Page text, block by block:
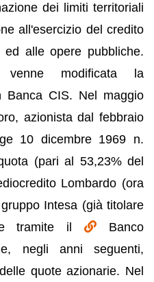
dei limiti territoriali
all'esercizio del credito
alle opere pubbliche.
modificata la
Banca CIS. Nel maggio
azionista dal febbraio
10 dicembre 1969 n.
(pari al 53,23% del
Lombardo (ora
Intesa (già titolare
tramite il
Banco
negli anni seguenti,
quote azionarie. Nel